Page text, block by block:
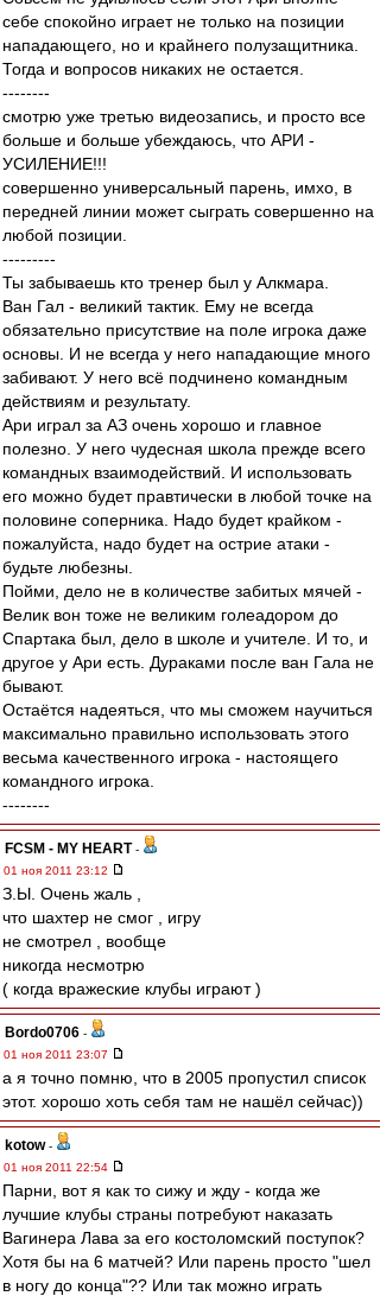
себе спокойно играет не только на позиции
нападающего, но и крайнего полузащитника.
Тогда и вопросов никаких не остается.
--------
смотрю уже третью видеозапись, и просто все
больше и больше убеждаюсь, что АРИ -
УСИЛЕНИЕ!!!
совершенно универсальный парень, имхо, в
передней линии может сыграть совершенно на
любой позиции.
---------
Ты забываешь кто тренер был у Алкмара.
Ван Гал - великий тактик. Ему не всегда
обязательно присутствие на поле игрока даже
основы. И не всегда у него нападающие много
забивают. У него всё подчинено командным
действиям и результату.
Ари играл за АЗ очень хорошо и главное
полезно. У него чудесная школа прежде всего
командных взаимодействий. И использовать
его можно будет правтически в любой точке на
половине соперника. Надо будет крайком -
пожалуйста, надо будет на острие атаки -
будьте любезны.
Пойми, дело не в количестве забитых мячей -
Велик вон тоже не великим голеадором до
Спартака был, дело в школе и учителе. И то, и
другое у Ари есть. Дураками после ван Гала не
бывают.
Остаётся надеяться, что мы сможем научиться
максимально правильно использовать этого
весьма качественного игрока - настоящего
командного игрока.
--------
FCSM - MY HEART -
01 ноя 2011 23:12
З.Ы. Очень жаль ,
что шахтер не смог , игру
не смотрел , вообще
никогда несмотрю
( когда вражеские клубы играют )
Bordo0706 -
01 ноя 2011 23:07
а я точно помню, что в 2005 пропустил список
этот. хорошо хоть себя там не нашёл сейчас))
kotow-
01 ноя 2011 22:54
Парни, вот я как то сижу и жду - когда же
лучшие клубы страны потребуют наказать
Вагинера Лава за его костоломский поступок?
Хотя бы на 6 матчей? Или парень просто "шел
в ногу до конца"?? Или так можно играть